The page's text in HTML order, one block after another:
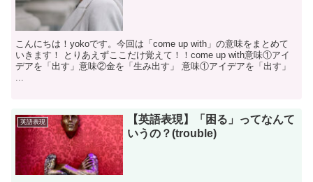
こんにちは！yokoです。今回は「come up with」の意味をまとめて
いきます！ とりあえずここだけ覚えて！！come up with意味①アイ
デアを「出す」意味②金を「生み出す」 意味①アイデアを「出す」
英語表現
【英語表現】「困る」ってなんて
いうの？(trouble)